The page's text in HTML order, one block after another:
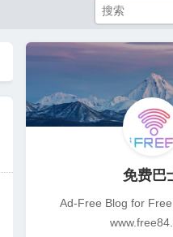
免费巴
Ad-Free Blog for